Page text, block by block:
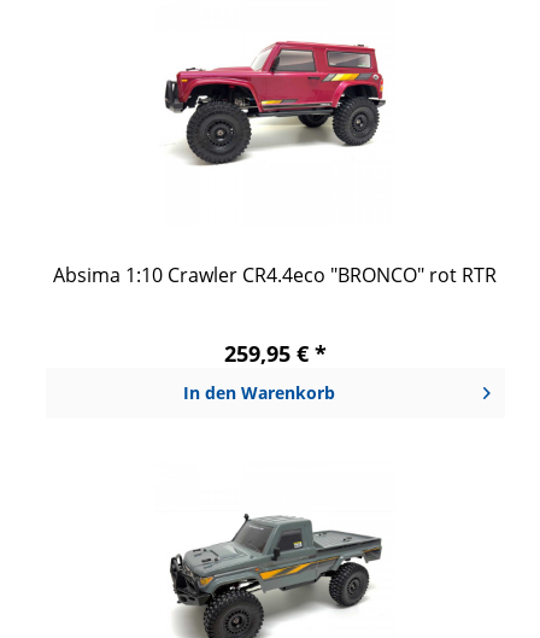
Absima 1:10 Crawler CR4.4eco "BRONCO" rot RTR
259,95 € *
In den Warenkorb